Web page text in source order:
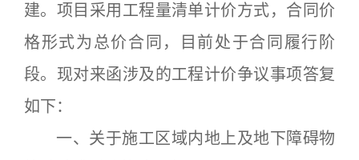
建。项目采用工程量清单计价方式，合同价
格形式为总价合同，目前处于合同履行阶
段。现对来函涉及的工程计价争议事项答复
如下：
一、关于施工区域内地上及地下障碍物